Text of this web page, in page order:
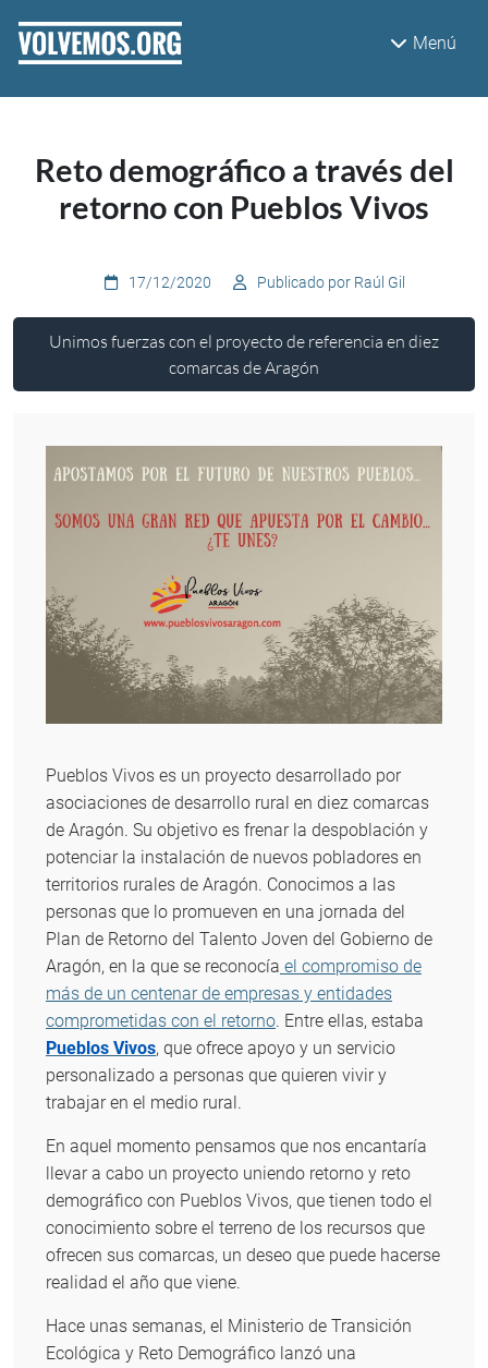
Menú
Reto demográfico a través del
retorno con Pueblos Vivos
17/12/2020 Publicado por Raúl Gil
Unimos fuerzas con el proyecto de referencia en diez
comarcas de Aragón
Pueblos Vivos es un proyecto desarrollado por
asociaciones de desarrollo rural en diez comarcas
de Aragón. Su objetivo es frenar la despoblación y
potenciar la instalación de nuevos pobladores en
territorios rurales de Aragón. Conocimos a las
personas que lo promueven en una jornada del
Plan de Retorno del Talento Joven del Gobierno de
Aragón, en la que se reconocía el compromiso de
más de un centenar de empresas y entidades
comprometidas con el retorno. Entre ellas, estaba
Pueblos Vivos, que ofrece apoyo y un servicio
personalizado a personas que quieren vivir y
trabajar en el medio rural.
En aquel momento pensamos que nos encantaría
llevar a cabo un proyecto uniendo retorno y reto
demográfico con Pueblos Vivos, que tienen todo el
conocimiento sobre el terreno de los recursos que
ofrecen sus comarcas, un deseo que puede hacerse
realidad el año que viene.
Hace unas semanas, el Ministerio de Transición
Ecológica y Reto Demográfico lanzó una